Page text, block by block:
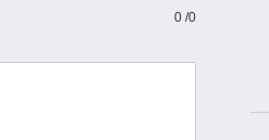
0/0